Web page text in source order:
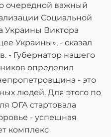
очередной важный
Социальной
Украины Виктора
Украины», - сказал
- Губернатор нашего
определил
- это
людей. Для этого по
ОГА стартовала
- успешная
комплекс